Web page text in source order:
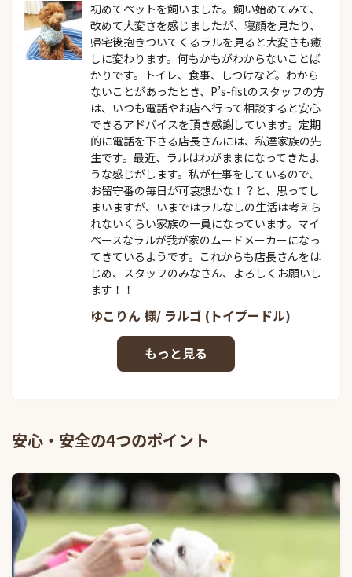
初めてペットを飼いました。飼い始めてみて、
改めて大変さを感じましたが、寝顔を見たり、
帰宅後抱きついてくるラルを見ると大変さも癒
しに変わります。何もかもがわからないことば
かりです。トイレ、食事、しつけなど。わから
ないことがあったとき、P’s-fistのスタッフの方
は、いつも電話やお店へ行って相談すると安心
できるアドバイスを頂き感謝しています。定期
的に電話を下さる店長さんには、私達家族の先
生です。最近、ラルはわがままになってきたよ
うな感じがします。私が仕事をしているので、
お留守番の毎日が可哀想かな！？と、思ってし
まいますが、いまではラルなしの生活は考えら
れないくらい家族の一員になっています。マイ
ペースなラルが我が家のムードメーカーになっ
てきているようです。これからも店長さんをは
じめ、スタッフのみなさん、よろしくお願いし
ます！！
ゆこりん 様/ ラルゴ (トイプードル)
安心・安全の4つのポイント